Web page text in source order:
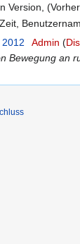
Version,
Admin
Bewegung an